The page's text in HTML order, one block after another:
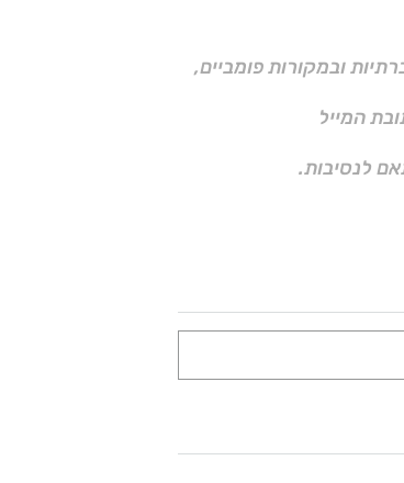
ובמקורות פומביים,
המייל
לנסיבות.